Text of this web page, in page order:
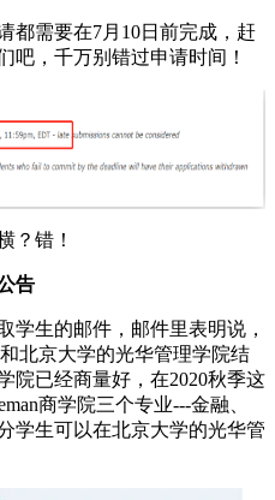
需要在7月10日前完成，赶
吧，千万别错过申请时间！
错！
告
生的邮件，邮件里表明说，
北京大学的光华管理学院结
院已经商量好，在2020秋季这
商学院三个专业---金融、
学生可以在北京大学的光华管